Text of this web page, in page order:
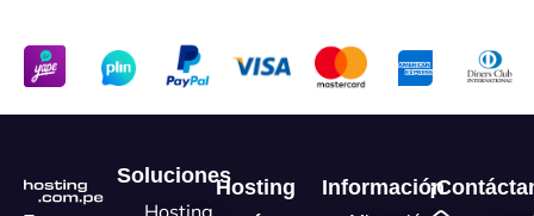
SolucionesHosting
Información